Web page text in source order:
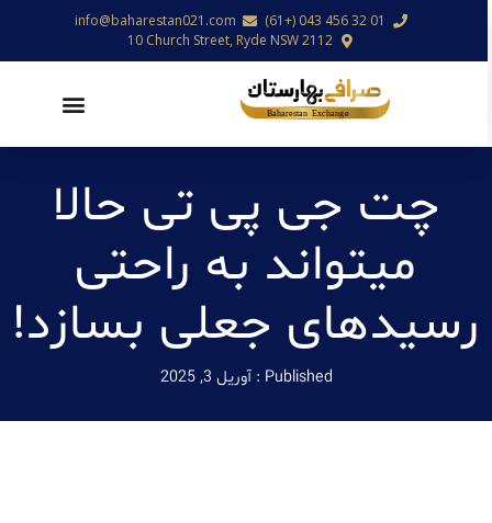
01 32 456 043 (+61)
info@baharestan021.com
10 Church Street, Ryde NSW 2112
چت جی پی تی حالا
میتواند به راحتی
رسیدهای جعلی بسازد!
Published : آوریل 3, 2025